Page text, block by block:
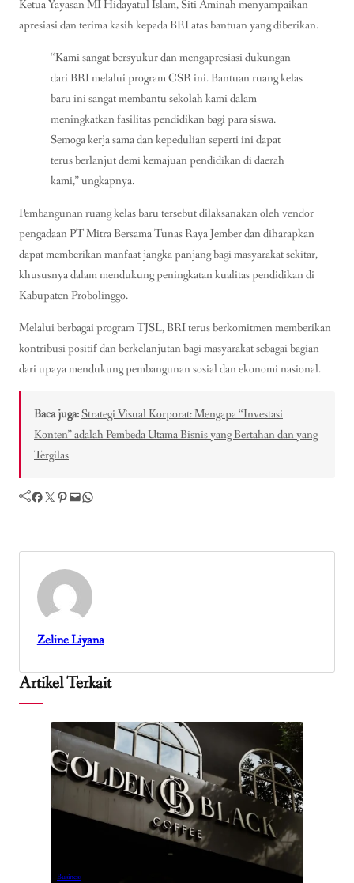
Ketua Yayasan MI Hidayatul Islam, Siti Aminah menyampaikan
apresiasi dan terima kasih kepada BRI atas bantuan yang diberikan.
“Kami sangat bersyukur dan mengapresiasi dukungan
dari BRI melalui program CSR ini. Bantuan ruang kelas
baru ini sangat membantu sekolah kami dalam
meningkatkan fasilitas pendidikan bagi para siswa.
Semoga kerja sama dan kepedulian seperti ini dapat
terus berlanjut demi kemajuan pendidikan di daerah
kami,” ungkapnya.
Pembangunan ruang kelas baru tersebut dilaksanakan oleh vendor
pengadaan PT Mitra Bersama Tunas Raya Jember dan diharapkan
dapat memberikan manfaat jangka panjang bagi masyarakat sekitar,
khususnya dalam mendukung peningkatan kualitas pendidikan di
Kabupaten Probolinggo.
Melalui berbagai program TJSL, BRI terus berkomitmen memberikan
kontribusi positif dan berkelanjutan bagi masyarakat sebagai bagian
dari upaya mendukung pembangunan sosial dan ekonomi nasional.
Baca juga:Strategi Visual Korporat: Mengapa “Investasi
Konten” adalah Pembeda Utama Bisnis yang Bertahan dan yang
Tergilas
Facebook Twitter Pinterest Mail WhatsApp
Zeline Liyana
Artikel Terkait
Business